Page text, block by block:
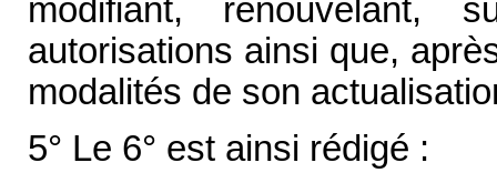
modifiant, renouvelant,
autorisations ainsi que,
modalités de son
5° Le 6° est ainsi rédigé :